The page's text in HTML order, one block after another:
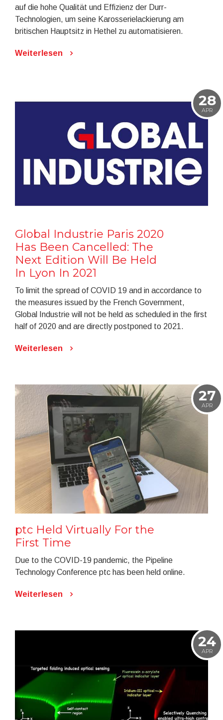
auf die hohe Qualität und Effizienz der Durr-
Technologien, um seine Karosserielackierung am
britischen Hauptsitz in Hethel zu automatisieren.
Weiterlesen
28
APR
Global Industrie Paris 2020
Has Been Cancelled: The
Next Edition Will Be Held
In Lyon In 2021
To limit the spread of COVID 19 and in accordance to
the measures issued by the French Government,
Global Industrie will not be held as scheduled in the first
half of 2020 and are directly postponed to 2021.
Weiterlesen
27
APR
ptc Held Virtually For the
First Time
Due to the COVID-19 pandemic, the Pipeline
Technology Conference ptc has been held online.
Weiterlesen
24
APR